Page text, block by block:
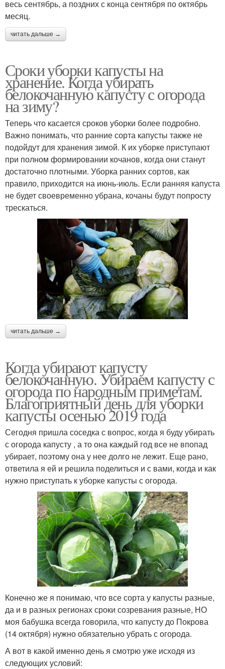
весь сентябрь, а поздних с конца сентября по октябрь
месяц.
читать дальше →
Сроки уборки капусты на
хранение. Когда убирать
белокочанную капусту с огорода
на зиму?
Теперь что касается сроков уборки более подробно.
Важно понимать, что ранние сорта капусты также не
подойдут для хранения зимой. К их уборке приступают
при полном формировании кочанов, когда они станут
достаточно плотными. Уборка ранних сортов, как
правило, приходится на июнь-июль. Если ранняя капуста
не будет своевременно убрана, кочаны будут попросту
трескаться.
читать дальше →
Когда убирают капусту
белокочанную. Убираем капусту с
огорода по народным приметам.
Благоприятный день для уборки
капусты осенью 2019 года
Сегодня пришла соседка с вопрос, когда я буду убирать
с огорода капусту , а то она каждый год все не впопад
убирает, поэтому она у нее долго не лежит. Еще рано,
ответила я ей и решила поделиться и с вами, когда и как
нужно приступать к уборке капусты с огорода.
Конечно же я понимаю, что все сорта у капусты разные,
да и в разных регионах сроки созревания разные, НО
моя бабушка всегда говорила, что капусту до Покрова
(14 октября) нужно обязательно убрать с огорода.
А вот в какой именно день я смотрю уже исходя из
следующих условий: